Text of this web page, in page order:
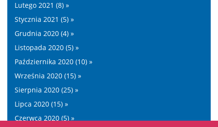
Lutego 2021 (8) »
Stycznia 2021 (5) »
Grudnia 2020 (4) »
Listopada 2020 (5) »
Października 2020 (10) »
Września 2020 (15) »
Sierpnia 2020 (25) »
Lipca 2020 (15) »
Czerwca 2020 (5) »